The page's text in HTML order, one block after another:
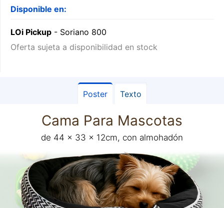
Poster Texto
Cama Para Mascotas
de 44 x 33 x 12cm, con almohadón
Disponible en:
LOi Pickup - Soriano 800
Oferta sujeta a disponibilidad en stock